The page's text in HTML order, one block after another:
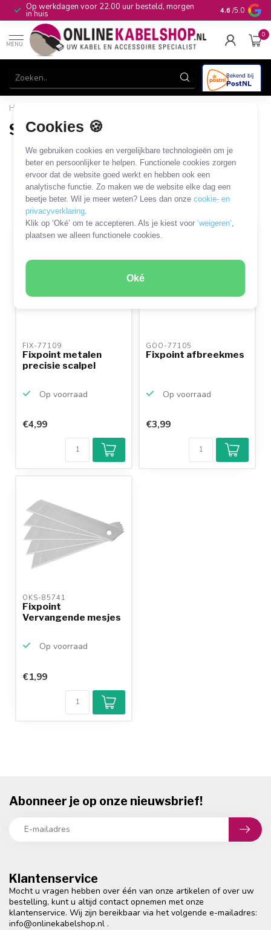
Cookies 🍪
We gebruiken cookies en vergelijkbare technologieën om je
beter en persoonlijker te helpen. Functionele cookies zorgen
ervoor dat de website goed werkt en hebben ook een
analytische functie. Zo maken we de website elke dag een
beetje beter. Wil je meer weten? Lees dan onzecookie- en
privacyverklaring.
Klik op ‘Oké’ om te accepteren. Als je kiest voor‘weigeren’,
plaatsen we alleen functionele cookies.
Oké
Op werkdagen voor 22.00 uur besteld, morgen
in huis 10+jaar
4.6 /5.0
MENU
0
Home
Snijden en knippen
Mes Scalpel
3 PRODUCTEN
Filters SORTEER OP
FIX-77109
Fixpoint metalen
precisie scalpel
Op voorraad
€4,99
GOO-77105
Fixpoint afbreekmes
Op voorraad
€3,99
OKS-85741
Fixpoint
Vervangende mesjes
Op voorraad
€1,99
Klantenservice
Mocht u vragen hebben over één van onze artikelen of over uw
bestelling, kunt u altijd contact opnemen met onze
klantenservice. Wij zijn bereikbaar via het volgende e-mailadres:
info@onlinekabelshop.nl .
Abonneer je op onze nieuwsbrief!